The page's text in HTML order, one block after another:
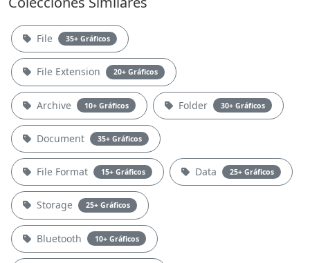
File 35+ Gráficos
File Extension 20+ Gráficos
Archive 10+ Gráficos Folder 30+ Gráficos
Document 35+ Gráficos
File Format 15+ Gráficos Data 25+ Gráficos
Storage 25+ Gráficos
Bluetooth 10+ Gráficos